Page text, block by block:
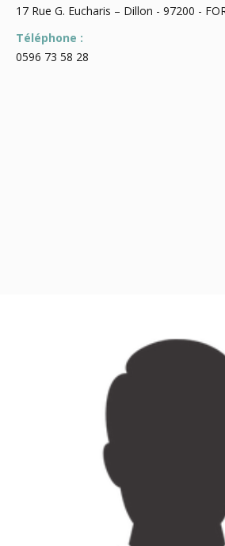
17 Rue G. Eucharis – Dillon - 97200 -
Téléphone :
0596 73 58 28